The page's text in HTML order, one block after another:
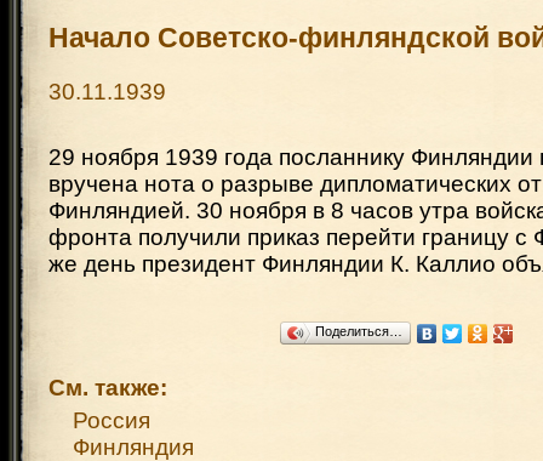
Начало Советско-финляндской
30.11.1939
29 ноября 1939 года посланнику
вручена нота о разрыве дипломатических
Финляндией. 30 ноября в 8 часов утра
фронта получили приказ перейти границу с
же день президент Финляндии К. Каллио
Поделиться…
См. также:
Россия
Финляндия